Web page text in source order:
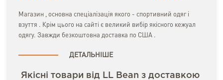
Магазин , основна спеціалізація якого - спортивний одяг і
взуття . Крім цього на сайті є великий вибір якісного кежуал
одягу. Завжди безкоштовна доставка по США .
ДЕТАЛЬНІШЕ
Якісні товари від LL Bean з доставкою